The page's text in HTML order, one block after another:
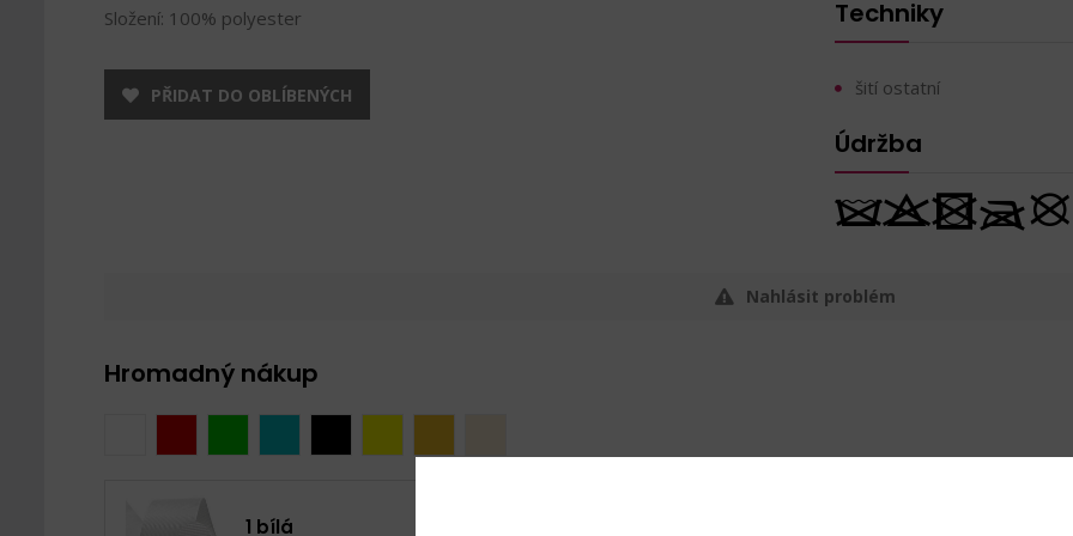
Složení: 100% polyester
PŘIDAT DO OBLÍBENÝCH
Techniky
šití ostatní
Údržba
Nahlásit problém
Hromadný nákup
1 bílá